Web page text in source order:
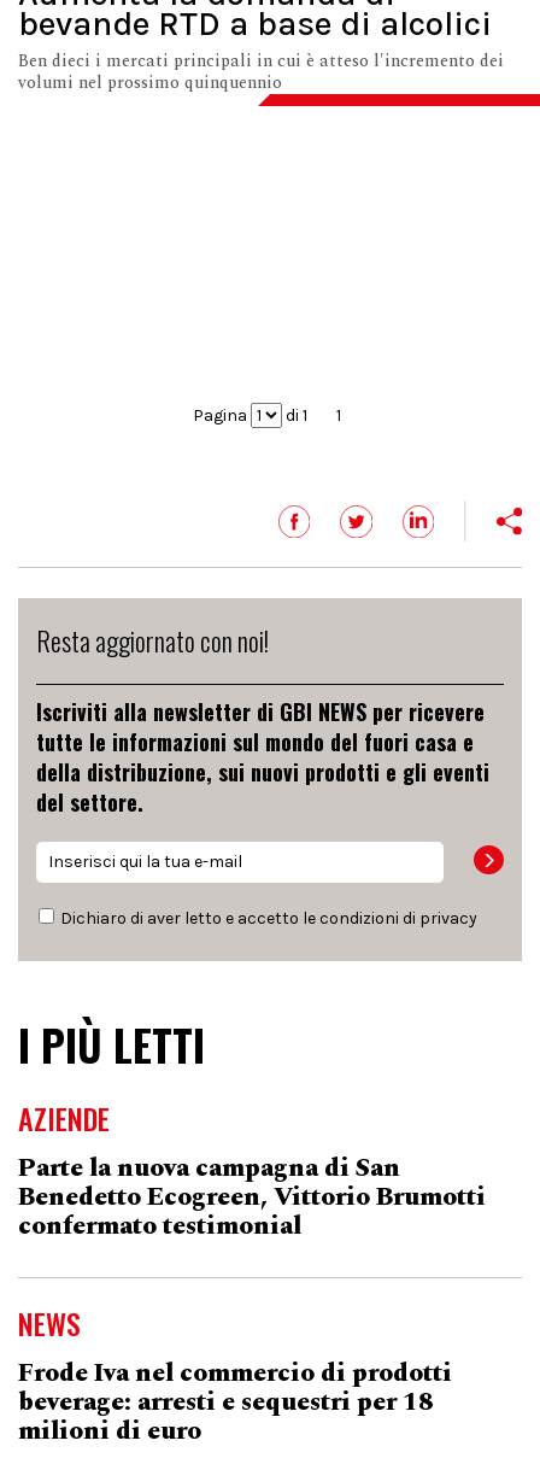
bevande RTD a base di alcolici
Ben dieci i mercati principali in cui è atteso l'incremento dei
volumi nel prossimo quinquennio
Pagina di 1 1
Resta aggiornato con noi!
Iscriviti alla newsletter di GBI NEWS per ricevere
tutte le informazioni sul mondo del fuori casa e
della distribuzione, sui nuovi prodotti e gli eventi
del settore.
Dichiaro di aver letto e accetto le condizioni di privacy
I PIÙ LETTI
AZIENDE
Parte la nuova campagna di San
Benedetto Ecogreen, Vittorio Brumotti
confermato testimonial
NEWS
Frode Iva nel commercio di prodotti
beverage: arresti e sequestri per 18
milioni di euro